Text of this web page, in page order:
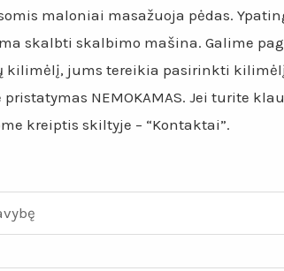
maloniai masažuoja pėdas.
skalbti skalbimo mašina. Galime
kilimėlį, jums tereikia pasirinkti
pristatymas NEMOKAMAS. Jei turite
kreiptis skiltyje – “Kontaktai”.